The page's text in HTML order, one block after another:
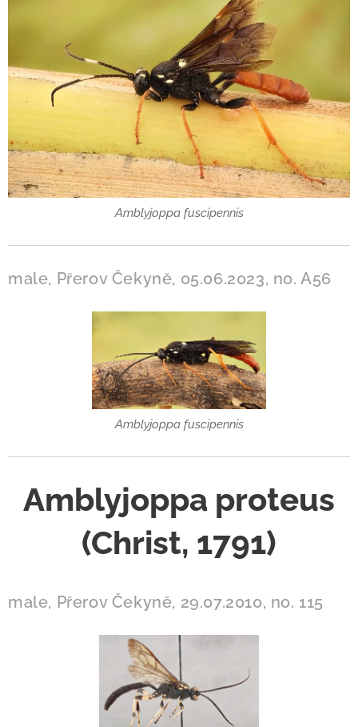
Amblyjoppa fuscipennis
male, Přerov Čekyně, 05.06.2023, no. A56
Amblyjoppa fuscipennis
Amblyjoppa proteus
(Christ, 1791)
male, Přerov Čekyně, 29.07.2010, no. 115